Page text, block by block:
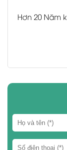
Hơn 20 Năm